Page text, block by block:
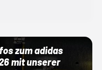
zum adidas
mit unserer